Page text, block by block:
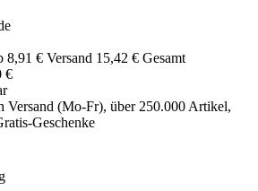
8,91 € Versand 15,42 € Gesamt
€
Versand (Mo-Fr), über 250.000 Artikel,
Geschenke